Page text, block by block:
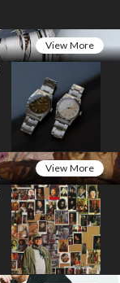
View More
View More